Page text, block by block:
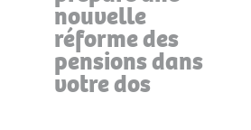
nouvelle
réforme des
pensions dans
votre dos